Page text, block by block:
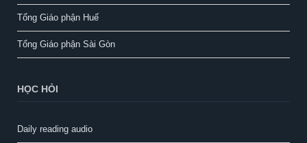
Tổng Giáo phận Huế
Tổng Giáo phận Sài Gòn
HỌC HỎI
Daily reading audio